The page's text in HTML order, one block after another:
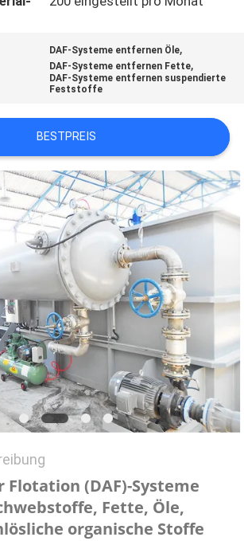
DAF-Systeme entfernen Öle,
DAF-Systeme entfernen Fette,
DAF-Systeme entfernen suspendierte
Feststoffe
BESTPREIS
Flotation (DAF)-Systeme
Fette, Öle,
organische Stoffe